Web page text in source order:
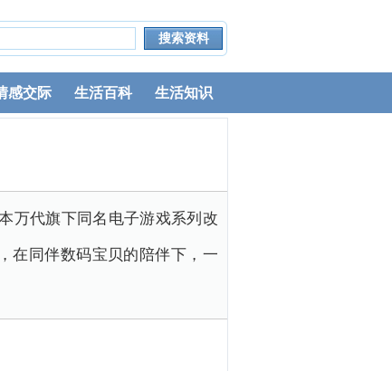
感交际 生活百科 生活知识
万代旗下同名电子游戏系列改
在同伴数码宝贝的陪伴下，一